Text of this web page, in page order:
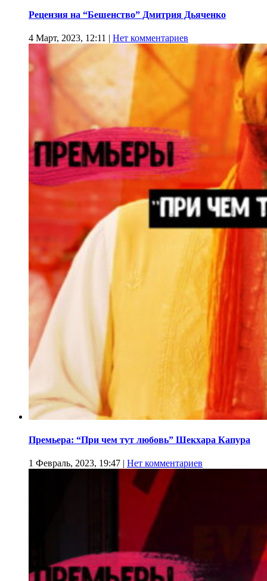
Рецензия на “Бешенство” Дмитрия Дьяченко
4 Март, 2023, 12:11 | Нет комментариев
Премьера: “При чем тут любовь” Шекхара Капура
1 Февраль, 2023, 19:47 | Нет комментариев